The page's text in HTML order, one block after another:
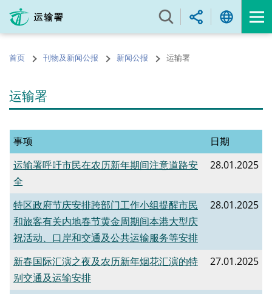
内
的首页 刊物及新闻公报 新闻公报 运输署
运输署
事项
日期
运输署呼吁市民在农历新年期间注意道路安
全
28.01.2025
特区政府节庆安排跨部门工作小组提醒市民
和旅客有关内地春节黄金周期间本港大型庆
祝活动、口岸和交通及公共运输服务等安排
28.01.2025
新春国际汇演之夜及农历新年烟花汇演的特
别交通及运输安排
27.01.2025